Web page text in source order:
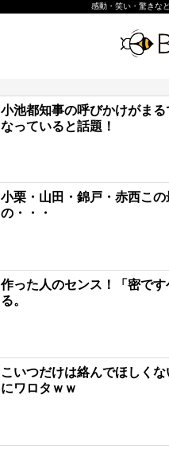
感動・笑い・驚きな
小池都知事の呼びかけがま
なっていると話題！
小栗・山田・錦戸・赤西こ
の・・・
作った人のセンス！「密で
る。
こいつだけは絡んでほしく
にワロタｗｗ